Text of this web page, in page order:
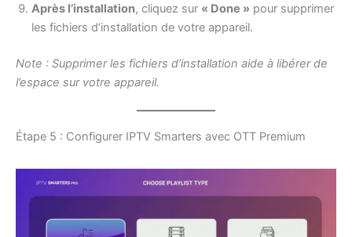
Après l’installation, cliquez sur « Done » pour supprimer
les fichiers d’installation de votre appareil.
Note : Supprimer les fichiers d’installation aide à libérer de
l’espace sur votre appareil.
Étape 5 : Configurer IPTV Smarters avec OTT Premium